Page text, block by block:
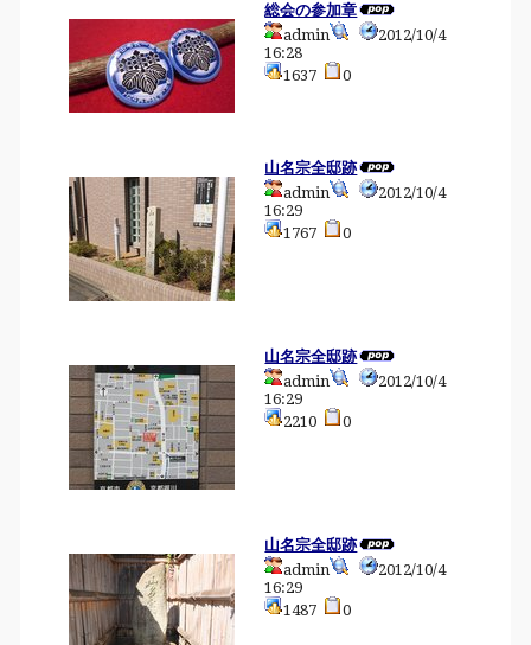
総会の参加章
admin
2012/10/4
16:28
1637
0
山名宗全邸跡
admin
2012/10/4
16:29
1767
0
山名宗全邸跡
admin
2012/10/4
16:29
2210
0
山名宗全邸跡
admin
2012/10/4
16:29
1487
0